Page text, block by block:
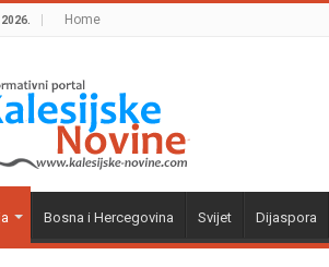
Home
Bosna i Hercegovina Svijet Dijaspora